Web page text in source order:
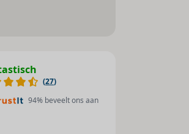
(27)
94% beveelt ons aan